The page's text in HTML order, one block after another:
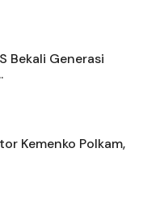
Bekali Generasi
Kemenko Polkam,